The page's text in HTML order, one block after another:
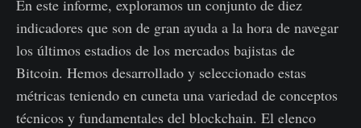
En este informe, exploramos un conjunto de diez
indicadores que son de gran ayuda a la hora de navegar
los últimos estadios de los mercados bajistas de
Bitcoin. Hemos desarrollado y seleccionado estas
métricas teniendo en cuneta una variedad de conceptos
técnicos y fundamentales del blockchain. El elenco